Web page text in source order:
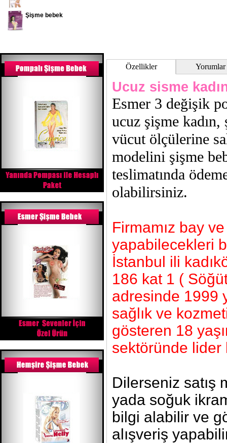
Şişme bebek
Özellikler Yorumlar
Ucuz sisme
Esmer 3 değişik
ucuz şişme
vücut ölçülerine
modelini şişme
teslimatında
olabilirsiniz.
Firmamız bay
yapabilecekleri
İstanbul ili
186 kat 1 (
adresinde 1999
sağlık ve
gösteren 18
sektöründe lider
Dilerseniz satış
yada soğuk
bilgi alabilir ve
alışveriş